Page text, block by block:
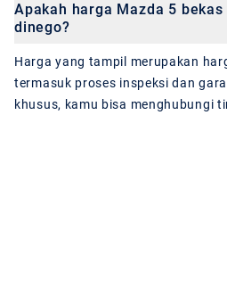
Apakah harga Mazda 5
dinego?
Harga yang tampil merupakan
termasuk proses inspeksi dan
khusus, kamu bisa menghubungi